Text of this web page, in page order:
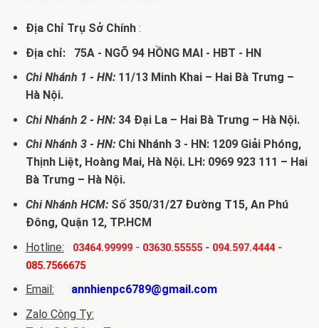
Địa Chỉ Trụ Sở Chính:
Địa chỉ: 75A - NGÕ 94 HỒNG MAI - HBT - HN
Chi Nhánh 1 - HN:11/13 Minh Khai – Hai Bà Trưng –
Hà Nội.
Chi Nhánh 2 - HN:34 Đại La – Hai Bà Trưng – Hà Nội.
Chi Nhánh 3 - HN:Chi Nhánh 3 - HN: 1209 Giải Phóng,
Thịnh Liệt, Hoàng Mai, Hà Nội. LH: 0969 923 111 – Hai
Bà Trưng – Hà Nội.
Chi Nhánh HCM:Số 350/31/27 Đường T15, An Phú
Đông, Quận 12, TP.HCM
Hotline:
03464.99999- 03630.55555- 094.597.4444-
085.7566675
Email:
annhienpc6789@gmail.com
Zalo Công Ty: